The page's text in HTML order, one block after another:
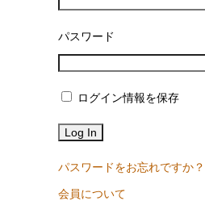
パスワード
ログイン情報を保存
パスワードをお忘れですか？
会員について